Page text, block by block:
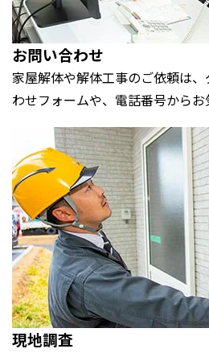
お問い合わせ
家屋解体や解体工事のご依頼は
わせフォームや、電話番号からお
現地調査